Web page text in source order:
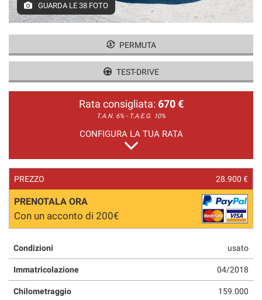
GUARDA LE 38 FOTO
PERMUTA
TEST-DRIVE
Rata consigliata: 670 €
T.A.N. 6% - T.A.E.G. 10%
CONFIGURA LA TUA RATA
PREZZO 28.900 €
PRENOTALA ORA
Con un acconto di 200€
Condizioni usato
Immatricolazione 04/2018
Chilometraggio 159.000